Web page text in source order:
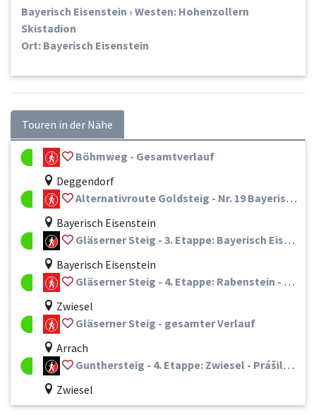
Bayerisch Eisenstein › Westen: Hohenzollern
Skistadion
Ort: Bayerisch Eisenstein
Touren in der Nähe
Böhmweg - Gesamtverlauf
Deggendorf
Alternativroute Goldsteig - Nr. 19 Bayerisch Eisenstein - Zwiesel - Frauenau - Spiegelau - St. Oswald-Riedlhütte - Neuschönau - Mauth
Bayerisch Eisenstein
Gläserner Steig - 3. Etappe: Bayerisch Eisenstein - Rabenstein
Bayerisch Eisenstein
Gläserner Steig - 4. Etappe: Rabenstein - Frauenau
Zwiesel
Gläserner Steig - gesamter Verlauf
Arrach
Gunthersteig - 4. Etappe: Zwiesel - Prášily (CZ)
Zwiesel